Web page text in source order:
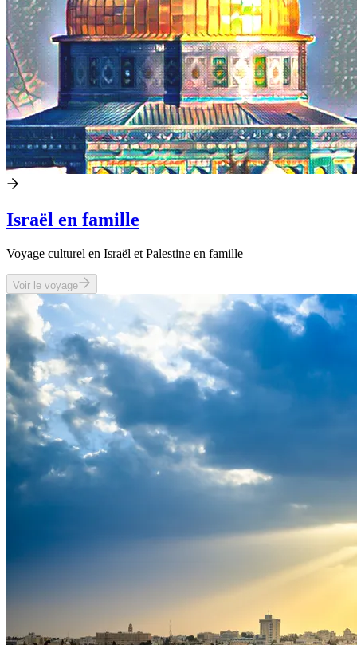
Israël en famille
Voyage culturel en Israël et Palestine en famille
Voir le voyage